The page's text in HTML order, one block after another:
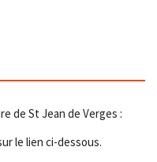
de St Jean de Verges :
le lien ci-dessous.